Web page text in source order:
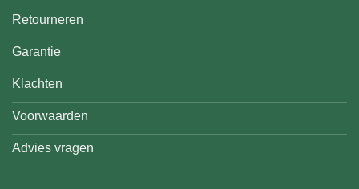
Retourneren
Garantie
Klachten
Voorwaarden
Advies vragen